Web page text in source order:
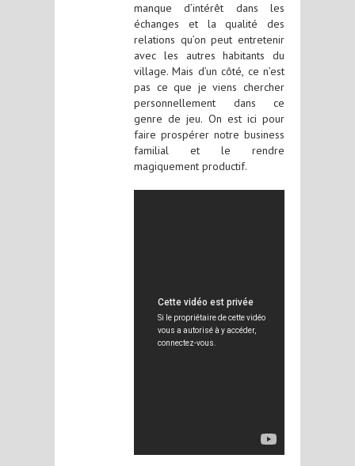
manque d’intérêt dans les
échanges et la qualité des
relations qu’on peut entretenir
avec les autres habitants du
village. Mais d’un côté, ce n’est
pas ce que je viens chercher
personnellement dans ce
genre de jeu. On est ici pour
faire prospérer notre business
familial et le rendre
magiquement productif.